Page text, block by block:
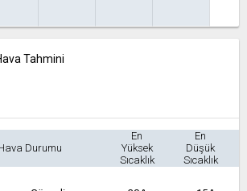
Tahmini
Durumu
En
Yüksek
Sıcaklık
En
Düşük
Sıcaklık